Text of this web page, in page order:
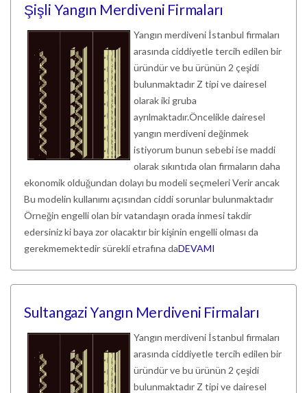
Şişli Yangın Merdiveni Firmaları
Yangın merdiveni İstanbul firmaları
arasında ciddiyetle tercih edilen bir
üründür ve bu ürünün 2 çeşidi
bulunmaktadır Z tipi ve dairesel
olarak iki gruba
ayrılmaktadır.Öncelikle dairesel
yangın merdiveni değinmek
istiyorum bunun sebebi ise maddi
olarak sıkıntıda olan firmaların daha
ekonomik olduğundan dolayı bu modeli seçmeleri Verir ancak
Bu modelin kullanımı açısından ciddi sorunlar bulunmaktadır
Örneğin engelli olan bir vatandaşın orada inmesi takdir
edersiniz ki baya zor olacaktır bir kişinin engelli olması da
gerekmemektedir sürekli etrafına daDEVAMI
Sultangazi Yangın Merdiveni Firmaları
Yangın merdiveni İstanbul firmaları
arasında ciddiyetle tercih edilen bir
üründür ve bu ürünün 2 çeşidi
bulunmaktadır Z tipi ve dairesel